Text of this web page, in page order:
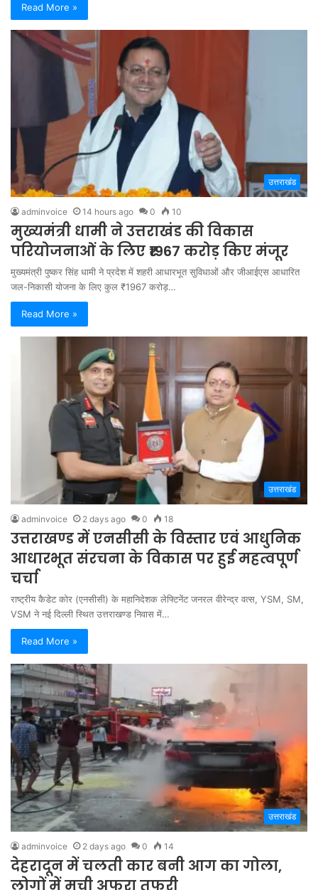
Read More »
उत्तराखंड
adminvoice 14 hours ago 0 10
मुख्यमंत्री धामी ने उत्तराखंड की विकास
परियोजनाओं के लिए ₹1967 करोड़ किए मंजूर
मुख्यमंत्री पुष्कर सिंह धामी ने प्रदेश में शहरी आधारभूत सुविधाओं और जीआईएस आधारित
जल-निकासी योजना के लिए कुल ₹1967 करोड़…
Read More »
उत्तराखंड
adminvoice 2 days ago 0 18
उत्तराखण्ड में एनसीसी के विस्तार एवं आधुनिक
आधारभूत संरचना के विकास पर हुई महत्वपूर्ण
चर्चा
राष्ट्रीय कैडेट कोर (एनसीसी) के महानिदेशक लेफ्टिनेंट जनरल वीरेन्द्र वत्स, YSM, SM,
VSM ने नई दिल्ली स्थित उत्तराखण्ड निवास में…
Read More »
उत्तराखंड
adminvoice 2 days ago 0 14
देहरादून में चलती कार बनी आग का गोला,
लोगों में मची अफरा तफरी